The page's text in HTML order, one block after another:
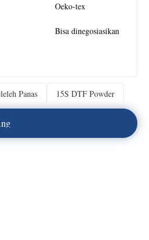
Oeko-tex
Bisa dinegosiasikan
Panas 15S DTF Powder
ng